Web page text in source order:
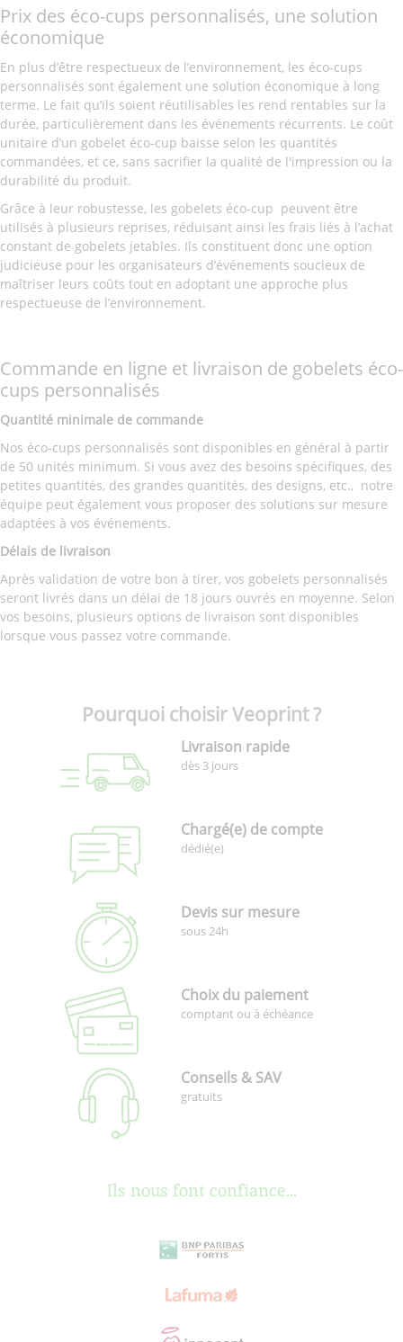
Prix des éco-cups personnalisés, une solution
économique
En plus d’être respectueux de l’environnement, les éco-cups
personnalisés sont également une solution économique à long
terme. Le fait qu’ils soient réutilisables les rend rentables sur la
durée, particulièrement dans les événements récurrents. Le coût
unitaire d’un gobelet éco-cup baisse selon les quantités
commandées, et ce, sans sacrifier la qualité de l'impression ou la
durabilité du produit.
Grâce à leur robustesse, les gobelets éco-cup peuvent être
utilisés à plusieurs reprises, réduisant ainsi les frais liés à l’achat
constant de gobelets jetables. Ils constituent donc une option
judicieuse pour les organisateurs d’événements soucieux de
maîtriser leurs coûts tout en adoptant une approche plus
respectueuse de l’environnement.
Commande en ligne et livraison de gobelets éco-
cups personnalisés
Quantité minimale de commande
Nos éco-cups personnalisés sont disponibles en général à partir
de 50 unités minimum. Si vous avez des besoins spécifiques, des
petites quantités, des grandes quantités, des designs, etc., notre
équipe peut également vous proposer des solutions sur mesure
adaptées à vos événements.
Délais de livraison
Après validation de votre bon à tirer, vos gobelets personnalisés
seront livrés dans un délai de 18 jours ouvrés en moyenne. Selon
vos besoins, plusieurs options de livraison sont disponibles
lorsque vous passez votre commande.
Pourquoi choisir Veoprint ?
Livraison rapide
dès 3 jours
Chargé(e) de compte
dédié(e)
Devis sur mesure
sous 24h
Choix du paiement
comptant ou à échéance
Conseils & SAV
gratuits
Ils nous font confiance...